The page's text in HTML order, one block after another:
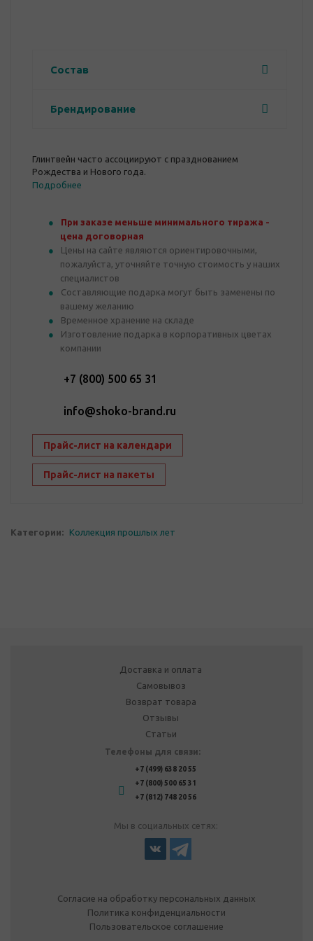
Состав
Брендирование
Глинтвейн часто ассоциируют с празднованием
Рождества и Нового года.
Подробнее
При заказе меньше минимального тиража -
цена договорная
Цены на сайте являются ориентировочными,
пожалуйста, уточняйте точную стоимость у наших
специалистов
Составляющие подарка могут быть заменены по
вашему желанию
Временное хранение на складе
Изготовление подарка в корпоративных цветах
компании
+7 (800) 500 65 31
info@shoko-brand.ru
Прайс-лист на календари
Прайс-лист на пакеты
Категории: Коллекция прошлых лет
Доставка и оплата
Самовывоз
Возврат товара
Отзывы
Статьи
Телефоны для связи:
+7 (499) 638 20 55
+7 (800) 500 65 31
+7 (812) 748 20 56
Мы в социальных сетях:
Согласие на обработку персональных данных
Политика конфиденциальности
Пользовательское соглашение